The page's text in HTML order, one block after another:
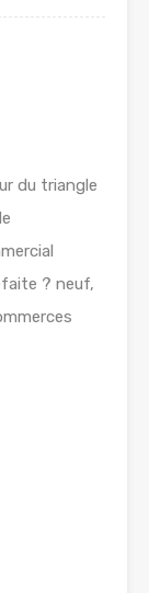
du triangle
? neuf,